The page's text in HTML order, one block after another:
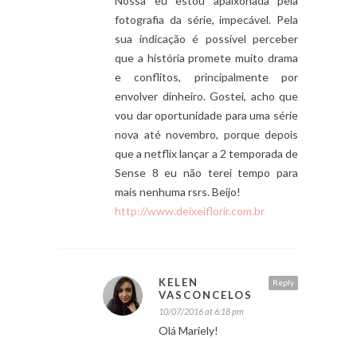
fotografia da série, impecável. Pela
sua indicação é possível perceber
que a história promete muito drama
e conflitos, principalmente por
envolver dinheiro. Gostei, acho que
vou dar oportunidade para uma série
nova até novembro, porque depois
que a netflix lançar a 2 temporada de
Sense 8 eu não terei tempo para
mais nenhuma rsrs. Beijo!
http://www.deixeiflorir.com.br
Reply
KELEN
VASCONCELOS
10/07/2016 at 6:18 pm
Olá Mariely!